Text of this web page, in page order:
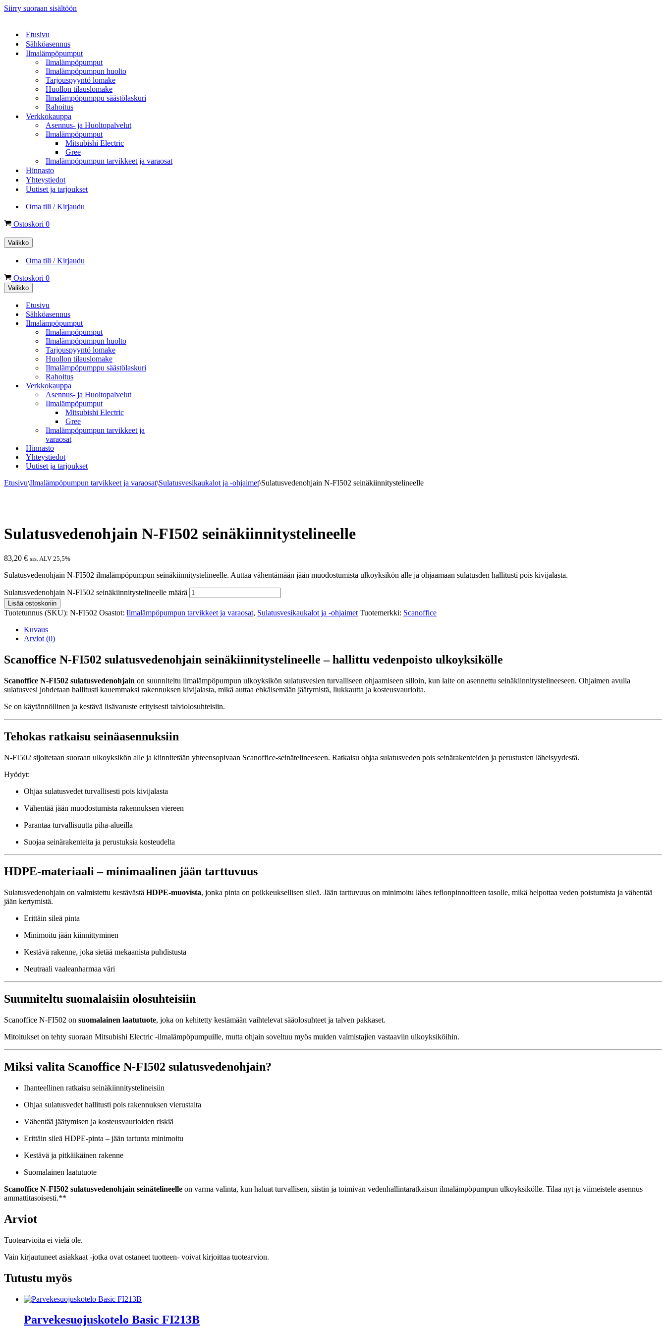
Siirry suoraan sisältöön
Etusivu
Sähköasennus
Ilmalämpöpumput
Ilmalämpöpumput
Ilmalämpöpumpun huolto
Tarjouspyyntö lomake
Huollon tilauslomake
Ilmalämpöpumppu säästölaskuri
Rahoitus
Verkkokauppa
Asennus- ja Huoltopalvelut
Ilmalämpöpumput
Mitsubishi Electric
Gree
Ilmalämpöpumpun tarvikkeet ja varaosat
Hinnasto
Yhteystiedot
Uutiset ja tarjoukset
Oma tili / Kirjaudu
Ostoskori 0
Valikko
Oma tili / Kirjaudu
Ostoskori 0
Valikko
Etusivu
Sähköasennus
Ilmalämpöpumput
Ilmalämpöpumput
Ilmalämpöpumpun huolto
Tarjouspyyntö lomake
Huollon tilauslomake
Ilmalämpöpumppu säästölaskuri
Rahoitus
Verkkokauppa
Asennus- ja Huoltopalvelut
Ilmalämpöpumput
Mitsubishi Electric
Gree
Ilmalämpöpumpun tarvikkeet ja
varaosat
Hinnasto
Yhteystiedot
Uutiset ja tarjoukset
Etusivu\Ilmalämpöpumpun tarvikkeet ja varaosat\Sulatusvesikaukalot ja -ohjaimet\Sulatusvedenohjain N-FI502 seinäkiinnitystelineelle
Sulatusvedenohjain N-FI502 seinäkiinnitystelineelle
83,20 € sis. ALV 25,5%
Sulatusvedenohjain N-FI502 ilmalämpöpumpun seinäkiinnitystelineelle. Auttaa vähentämään jään muodostumista ulkoyksikön alle ja ohjaamaan sulatusden hallitusti pois kivijalasta.
Sulatusvedenohjain N-FI502 seinäkiinnitystelineelle määrä
Lisää ostoskoriin
Tuotetunnus (SKU): N-FI502 Osastot: Ilmalämpöpumpun tarvikkeet ja varaosat, Sulatusvesikaukalot ja -ohjaimet Tuotemerkki: Scanoffice
Kuvaus
Arviot (0)
Scanoffice N-FI502 sulatusvedenohjain seinäkiinnitystelineelle – hallittu vedenpoisto ulkoyksikölle
Scanoffice N-FI502 sulatusvedenohjain on suunniteltu ilmalämpöpumpun ulkoyksikön sulatusvesien turvalliseen ohjaamiseen silloin, kun laite on asennettu seinäkiinnitystelineeseen. Ohjaimen avulla
sulatusvesi johdetaan hallitusti kauemmaksi rakennuksen kivijalasta, mikä auttaa ehkäisemään jäätymistä, liukkautta ja kosteusvaurioita.
Se on käytännöllinen ja kestävä lisävaruste erityisesti talviolosuhteisiin.
Tehokas ratkaisu seinäasennuksiin
N-FI502 sijoitetaan suoraan ulkoyksikön alle ja kiinnitetään yhteensopivaan Scanoffice-seinätelineeseen. Ratkaisu ohjaa sulatusveden pois seinärakenteiden ja perustusten läheisyydestä.
Hyödyt:
Ohjaa sulatusvedet turvallisesti pois kivijalasta
Vähentää jään muodostumista rakennuksen viereen
Parantaa turvallisuutta piha-alueilla
Suojaa seinärakenteita ja perustuksia kosteudelta
HDPE-materiaali – minimaalinen jään tarttuvuus
Sulatusvedenohjain on valmistettu kestävästä HDPE-muovista, jonka pinta on poikkeuksellisen sileä. Jään tarttuvuus on minimoitu lähes teflonpinnoitteen tasolle, mikä helpottaa veden poistumista ja vähentää
jään kertymistä.
Erittäin sileä pinta
Minimoitu jään kiinnittyminen
Kestävä rakenne, joka sietää mekaanista puhdistusta
Neutraali vaaleanharmaa väri
Suunniteltu suomalaisiin olosuhteisiin
Scanoffice N-FI502 on suomalainen laatutuote, joka on kehitetty kestämään vaihtelevat sääolosuhteet ja talven pakkaset.
Mitoitukset on tehty suoraan Mitsubishi Electric -ilmalämpöpumpuille, mutta ohjain soveltuu myös muiden valmistajien vastaaviin ulkoyksiköihin.
Miksi valita Scanoffice N-FI502 sulatusvedenohjain?
Ihanteellinen ratkaisu seinäkiinnitystelineisiin
Ohjaa sulatusvedet hallitusti pois rakennuksen vierustalta
Vähentää jäätymisen ja kosteusvaurioiden riskiä
Erittäin sileä HDPE-pinta – jään tartunta minimoitu
Kestävä ja pitkäikäinen rakenne
Suomalainen laatutuote
Scanoffice N-FI502 sulatusvedenohjain seinätelineelle on varma valinta, kun haluat turvallisen, siistin ja toimivan vedenhallintaratkaisun ilmalämpöpumpun ulkoyksikölle. Tilaa nyt ja viimeistele asennus
ammattitasoisesti.**
Arviot
Tuotearvioita ei vielä ole.
Vain kirjautuneet asiakkaat -jotka ovat ostaneet tuotteen- voivat kirjoittaa tuotearvion.
Tutustu myös
Parvekesuojuskotelo Basic FI213B